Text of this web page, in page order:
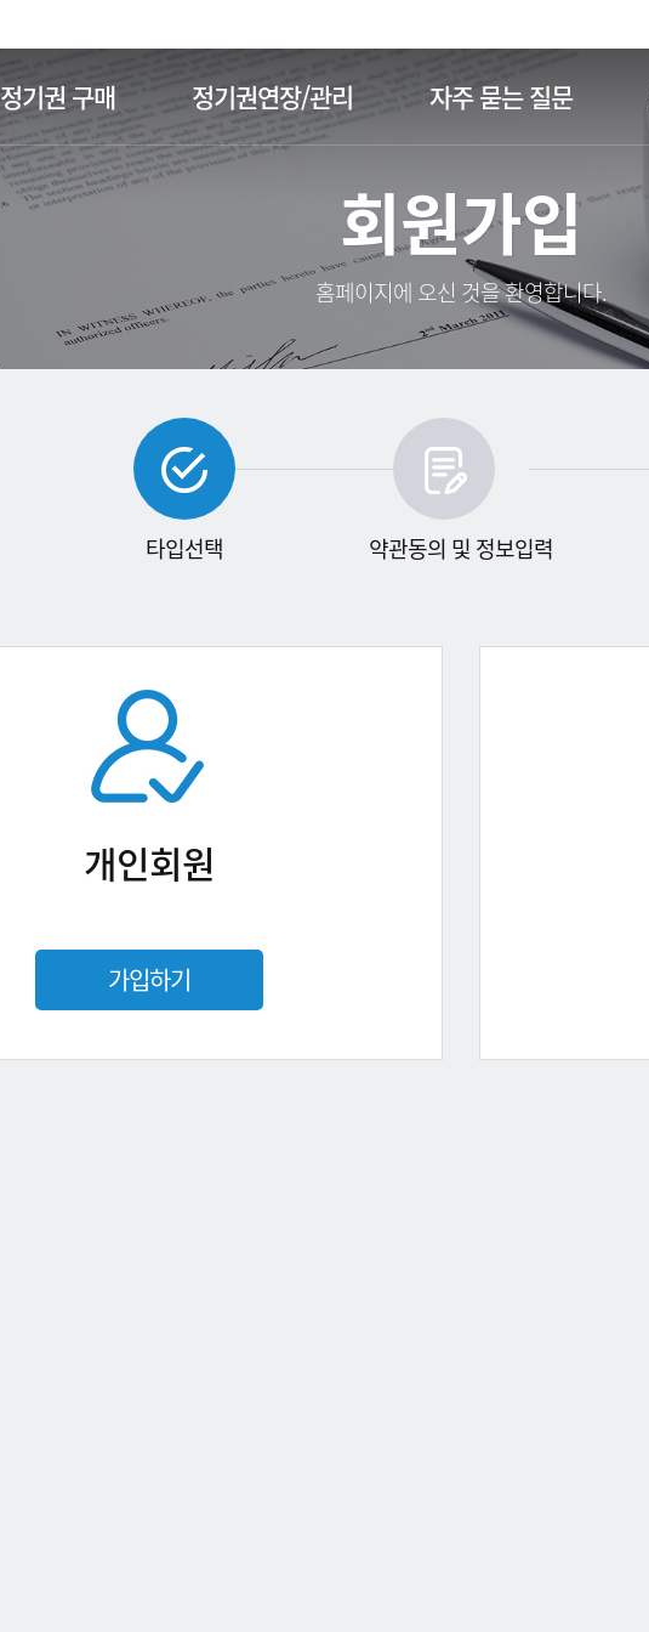
정기권 구매 정기권연장/관리 자주 묻는 질문
회원가입
홈페이지에 오신 것을 환영합니다.
타입선택 약관동의 및 정보입력
개인회원
가입하기